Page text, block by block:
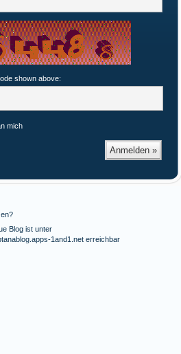
shown above:
mich
Blog ist unter
1and1.net erreichbar